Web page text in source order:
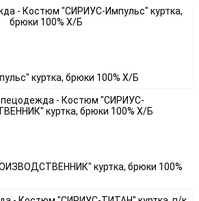
куртка, брюки 100% Х/Б
куртка, брюки 100%